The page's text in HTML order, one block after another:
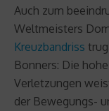
Auch zum
Weltmeisters
Kreuzbandriss
Bonners: Die
Verletzungen
der Bewegungs-